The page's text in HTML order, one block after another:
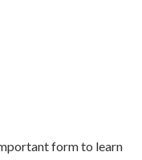
form to learn